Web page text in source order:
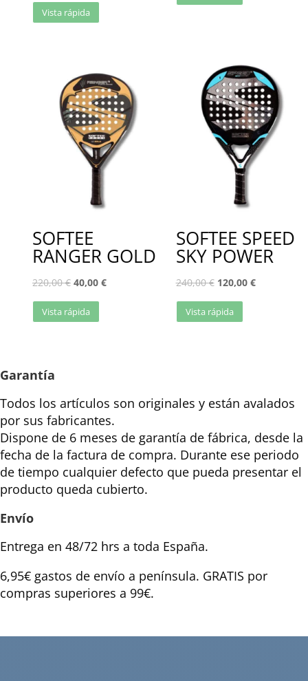
Vista rápida
SOFTEE
RANGER GOLD
220,00€ 40,00 €
Vista rápida
SOFTEE SPEED
SKY POWER
240,00€ 120,00 €
Vista rápida
Garantía
Todos los artículos son originales y están avalados
por sus fabricantes.
Dispone de 6 meses de garantía de fábrica, desde la
fecha de la factura de compra. Durante ese periodo
de tiempo cualquier defecto que pueda presentar el
producto queda cubierto.
Envío
Entrega en 48/72 hrs a toda España.
6,95€ gastos de envío a península. GRATIS por
compras superiores a 99€.